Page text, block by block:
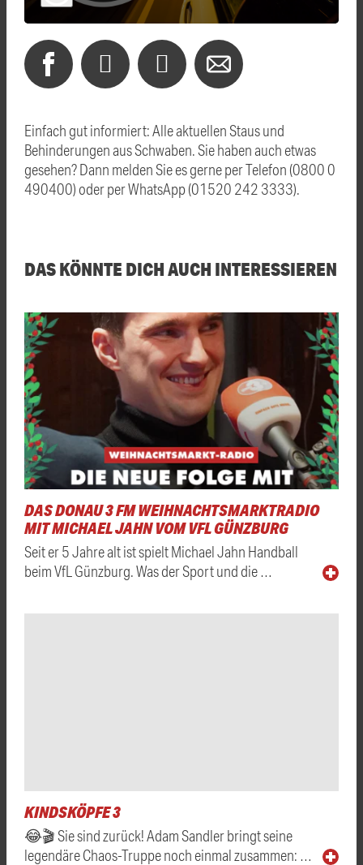
Einfach gut informiert: Alle aktuellen Staus und
Behinderungen aus Schwaben. Sie haben auch etwas
gesehen? Dann melden Sie es gerne per Telefon (0800 0
490400) oder per WhatsApp (01520 242 3333).
DAS KÖNNTE DICH AUCH INTERESSIEREN
DAS DONAU 3 FM WEIHNACHTSMARKTRADIO
MIT MICHAEL JAHN VOM VFL GÜNZBURG
Seit er 5 Jahre alt ist spielt Michael Jahn Handball
beim VfL Günzburg. Was der Sport und die …
KINDSKÖPFE 3
😂🎬 Sie sind zurück! Adam Sandler bringt seine
legendäre Chaos-Truppe noch einmal zusammen: …